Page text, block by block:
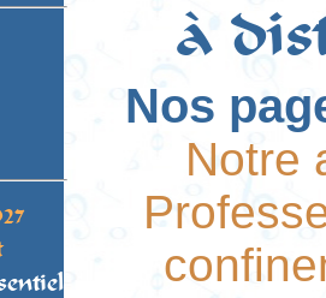
à
Nos
Notre